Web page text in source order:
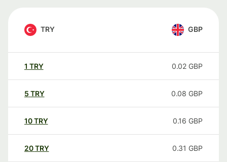
TRY GBP
1 TRY 0.02 GBP
5 TRY 0.08 GBP
10TRY 0.16 GBP
20TRY 0.31 GBP